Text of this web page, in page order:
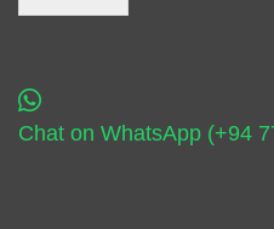
Chat on WhatsApp (+94